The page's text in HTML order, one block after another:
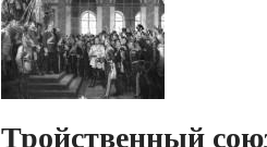
Тройственный